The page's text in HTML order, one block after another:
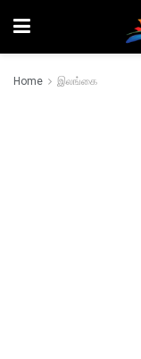
Home இலங்கை